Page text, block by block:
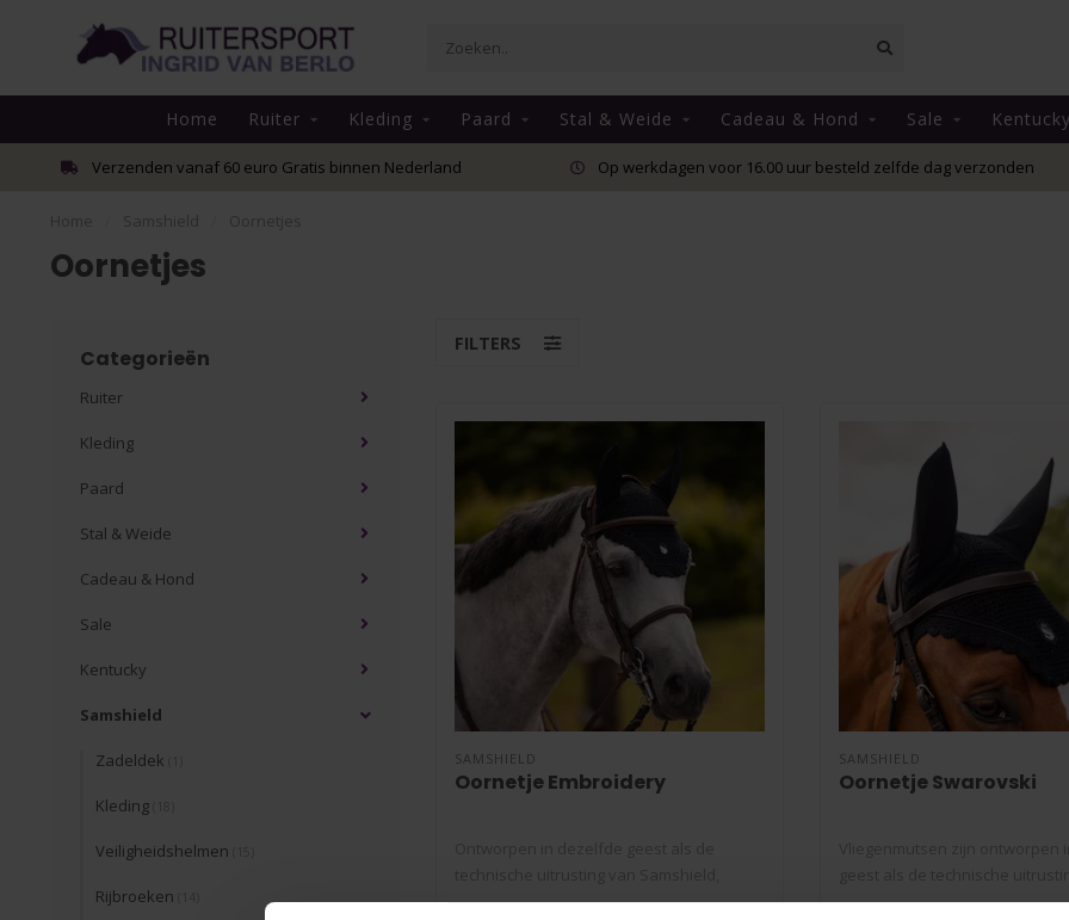
Home Ruiter Kleding Paard Stal & Weide Cadeau & Hond Sale
Verzenden vanaf 60 euro Gratis binnen Nederland Op werkdagen voor 16.00 uur besteld zelfde dag verzonden
Oornetjes
Categorieën
Ruiter
Kleding
Paard
Stal & Weide
Cadeau & Hond
Sale
Kentucky
Samshield
Zadeldek
Kleding
Veiligheidshelmen
Rijbroeken
FILTERS
SAMSHIELD
Oornetje Embroidery
combiner..
SAMSHIELD
Oornetje Swarovski